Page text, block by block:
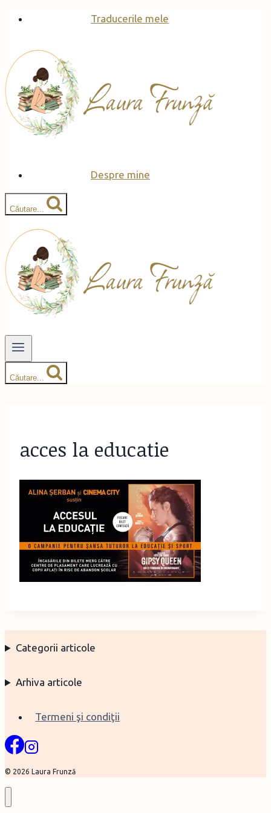
Skip
content
Traducerile mele
Despre mine
Căutare...
Căutare...
acces la educatie
Categorii articole
Arhiva articole
Termeni şi condiţii
© 2026 Laura Frunză